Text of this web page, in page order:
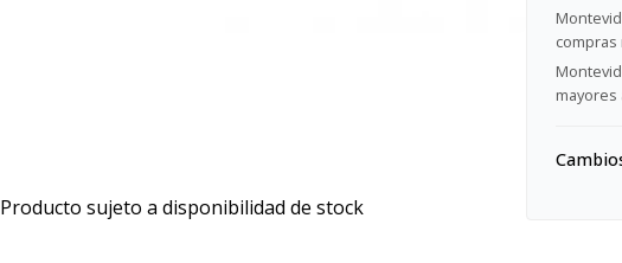
Producto sujeto a disponibilidad de stock
compras
mayores